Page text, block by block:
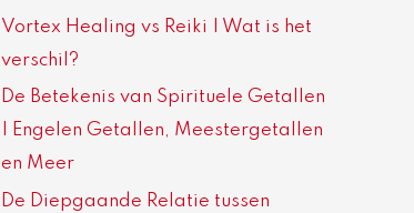
Vortex Healing vs Reiki | Wat is het
verschil?
De Betekenis van Spirituele Getallen
| Engelen Getallen, Meestergetallen
en Meer
De Diepgaande Relatie tussen